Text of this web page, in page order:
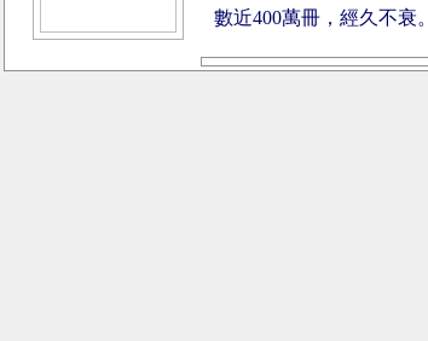
數近400萬冊，經久不衰。